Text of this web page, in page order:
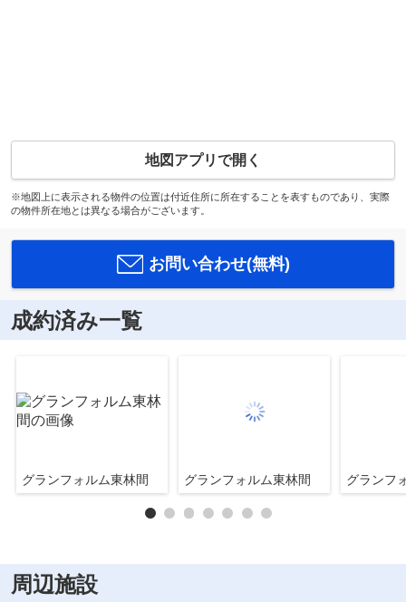
地図アプリで開く
※地図上に表示される物件の位置は付近住所に所在することを表すものであり、実際
の物件所在地とは異なる場合がございます。
お問い合わせ(無料)
成約済み一覧
グランフォルム東林間 グランフォルム東林間 グランフ
周辺施設